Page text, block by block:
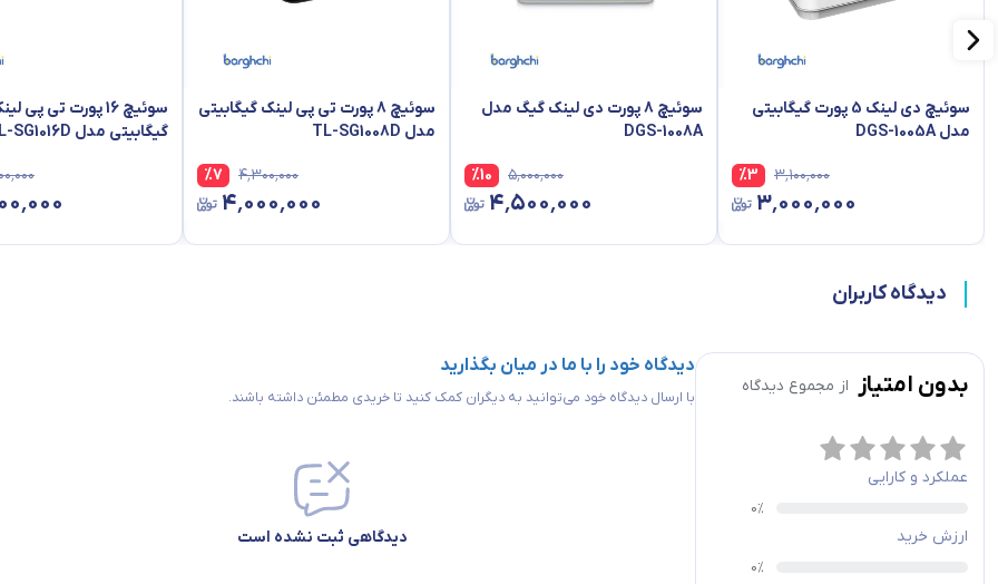
سوئیچ دی لینک 5 پورت گیگابیتی
مدل DGS-1005A
۳٬۱۰۰٬۰۰۰ %3
۳٬۰۰۰٬۰۰۰
سوئیچ 8 پورت دی لینک گیگ مدل
DGS-1008A
۵٬۰۰۰٬۰۰۰ %10
۴٬۵۰۰٬۰۰۰
سوئیچ 8 پورت تی پی لینک گیگابیتی
مدل TL-SG1008D
۴٬۳۰۰٬۰۰۰ %7
۴٬۰۰۰٬۰۰۰
سوئیچ 16 پورت تی پی
گیگابیتی مدل TL-SG1016D
دیدگاه کاربران
بدون امتیاز از مجموع دیدگاه
عملکرد و کارایی
ارزش خرید
دیدگاه خود را با ما در میان بگذارید
با ارسال دیدگاه خود می‌توانید به دیگران کمک کنید تا خریدی مطمئن داشته باشند.
دیدگاهی ثبت نشده است